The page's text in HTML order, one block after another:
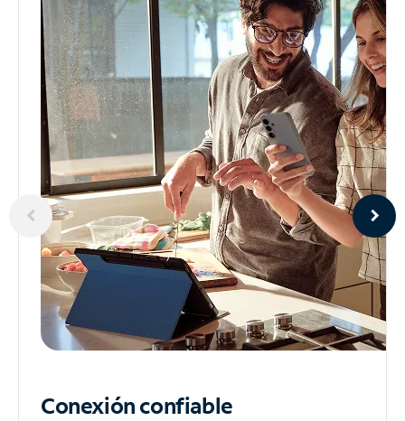
Conexión confiable